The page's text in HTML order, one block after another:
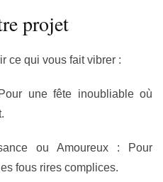
projet
ce qui vous fait vibrer :
une fête inoubliable où
ou Amoureux : Pour
fous rires complices.